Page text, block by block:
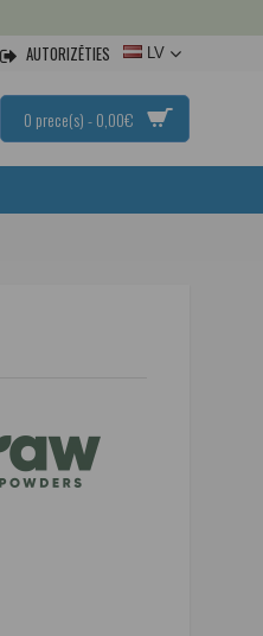
AUTORIZĒTIES LV
0 prece(s) - 0,00€